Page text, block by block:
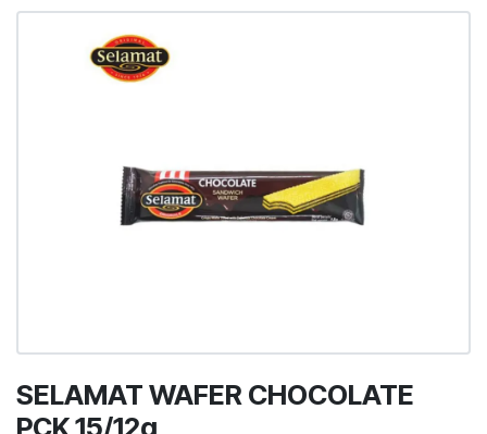
SELAMAT WAFER CHOCOLATE